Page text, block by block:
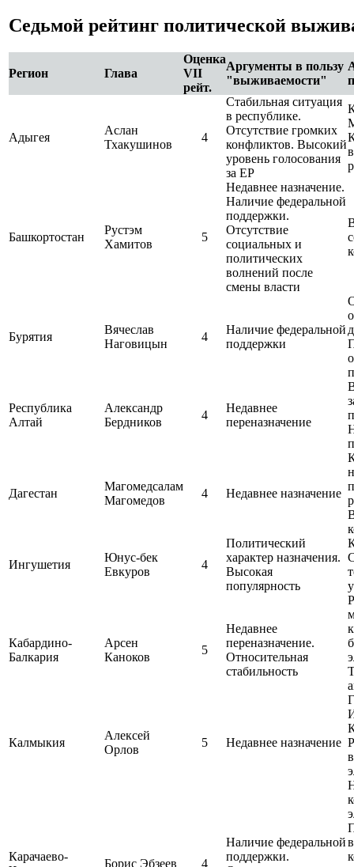
Седьмой рейтинг политической
Регион Глава
Оценка
VII
рейт.
Аргументы в пользу
"выживаемости"
Адыгея
Аслан
Тхакушинов
4
Стабильная ситуация
в республике.
Отсутствие громких
конфликтов. Высокий
уровень голосования
за ЕР
Башкортостан
Рустэм
Хамитов
5
Недавнее назначение.
Наличие федеральной
поддержки.
Отсутствие
социальных и
политических
волнений после
смены власти
Бурятия
Вячеслав
Наговицын
4
Наличие федеральной
поддержки
Республика
Алтай
Александр
Бердников
4
Недавнее
переназначение
Дагестан
Магомедсалам
Магомедов
4 Недавнее назначение
Ингушетия
Юнус-бек
Евкуров
4
Политический
характер назначения.
Высокая
популярность
Кабардино-
Балкария
Арсен
Каноков
5
Недавнее
переназначение.
Относительная
стабильность
Калмыкия
Алексей
Орлов
5 Недавнее назначение
Карачаево-
Борис Эбзеев 4
Наличие федеральной
поддержки.